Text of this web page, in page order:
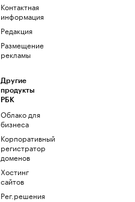
Контактная
информация
Редакция
Размещение
рекламы
Другие
продукты
РБК
Облако для
бизнеса
Корпоративный
регистратор
доменов
Хостинг
сайтов
Рег.решения